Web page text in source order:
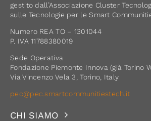
gestito dall’Associazione Cluster
sulle Tecnologie per le Smart
Numero REA TO – 1301044
P. IVA 11788380019
Sede Operativa
Fondazione Piemonte Innova (già Torino
Via Vincenzo Vela 3, Torino, Italy
pec@pec.smartcommunitiestech.it
CHI SIAMO